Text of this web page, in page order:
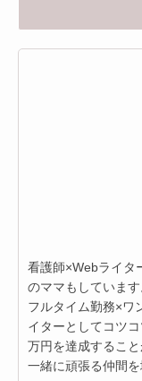
看護師×Webライタ
のママもしています
フルタイム勤務×ワ
イターとしてコツ
万円を達成すること
一緒に頑張る仲間